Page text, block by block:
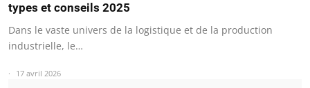
types et conseils 2025
Dans le vaste univers de la logistique et de la production
industrielle, le…
17 avril 2026